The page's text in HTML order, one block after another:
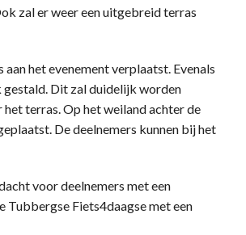
zal er weer een uitgebreid terras
het evenement verplaatst. Evenals
Dit zal duidelijk worden
terras. Op het weiland achter de
De deelnemers kunnen bij het
voor deelnemers met een
Tubbergse Fiets4daagse met een